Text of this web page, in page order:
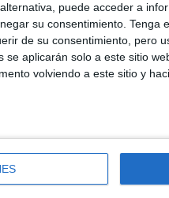
puede acceder a
su consentimiento. Tenga
de su consentimiento, pero
se aplicarán solo a este sitio
volviendo a este sitio y
Javier
años bajo
"Este es el 5
importante"
lo reclama:
HACE 3 DÍAS